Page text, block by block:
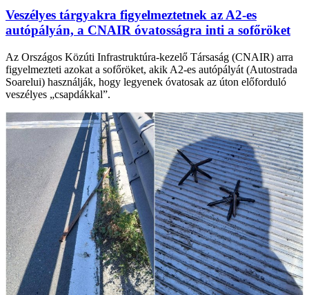
Veszélyes tárgyakra figyelmeztetnek az A2-es
autópályán, a CNAIR óvatosságra inti a sofőröket
Az Országos Közúti Infrastruktúra-kezelő Társaság (CNAIR) arra
figyelmezteti azokat a sofőröket, akik A2-es autópályát (Autostrada
Soarelui) használják, hogy legyenek óvatosak az úton előforduló
veszélyes „csapdákkal”.